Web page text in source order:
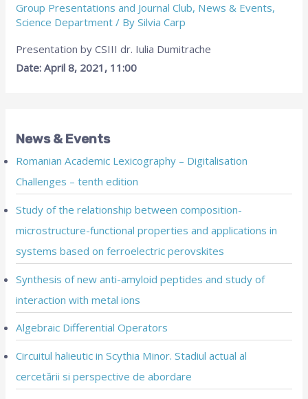
Group Presentations and Journal Club, News & Events,
Science Department / BySilvia Carp
Presentation by CSIII dr. Iulia Dumitrache
Date: April 8, 2021, 11:00
News & Events
Romanian Academic Lexicography – Digitalisation
Challenges – tenth edition
Study of the relationship between composition-
microstructure-functional properties and applications in
systems based on ferroelectric perovskites
Synthesis of new anti-amyloid peptides and study of
interaction with metal ions
Algebraic Differential Operators
Circuitul halieutic in Scythia Minor. Stadiul actual al
cercetării si perspective de abordare